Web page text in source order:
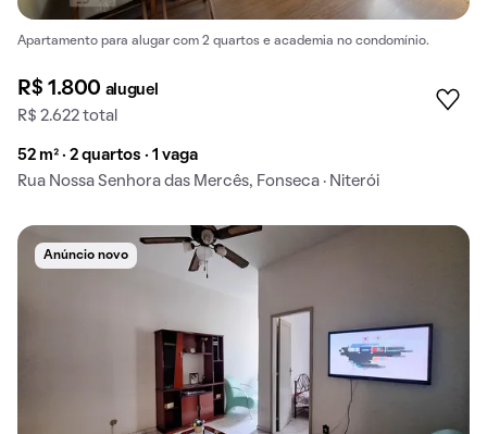
Apartamento para alugar com 2 quartos e academia no condomínio.
R$ 1.800 aluguel
R$ 2.622 total
52 m² · 2 quartos · 1 vaga
Rua Nossa Senhora das Mercês, Fonseca · Niterói
Anúncio novo